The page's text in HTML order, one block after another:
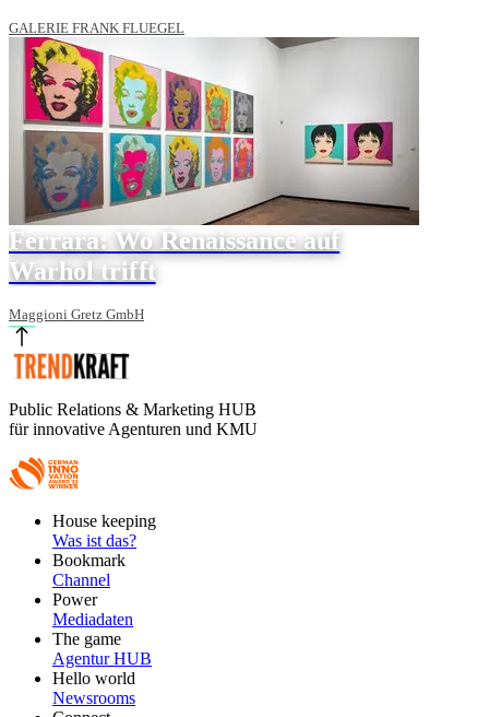
GALERIE FRANK FLUEGEL
Ferrara: Wo Renaissance auf
Warhol trifft
Maggioni Gretz GmbH
Public Relations & Marketing HUB
für innovative Agenturen und KMU
FooterHouse keeping
Was ist das?
Bookmark
Channel
Power
Mediadaten
The game
Agentur HUB
Hello world
Newsrooms